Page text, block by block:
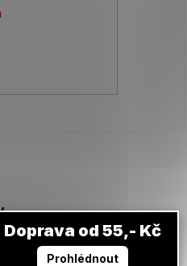
Doprava od 55,- Kč
Prohlédnout